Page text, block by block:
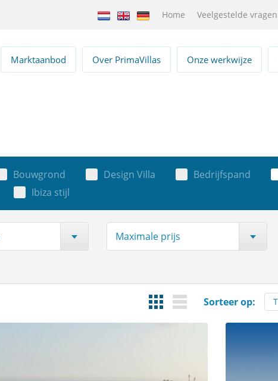
Home Veelgestelde vragen
Marktaanbod Over PrimaVillas Onze werkwijze
Bouwgrond Design Villa Bedrijfspand
Ibiza stijl
Maximale prijs
Sorteer op: